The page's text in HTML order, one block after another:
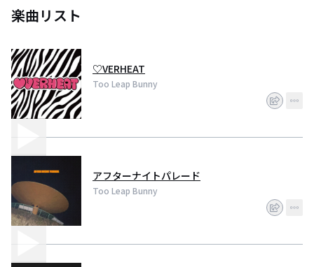
楽曲リスト
♡VERHEAT
Too Leap Bunny
アフターナイトパレード
Too Leap Bunny